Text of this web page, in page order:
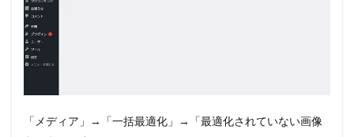
「メディア」→「一括最適化」→「最適化されていない画像